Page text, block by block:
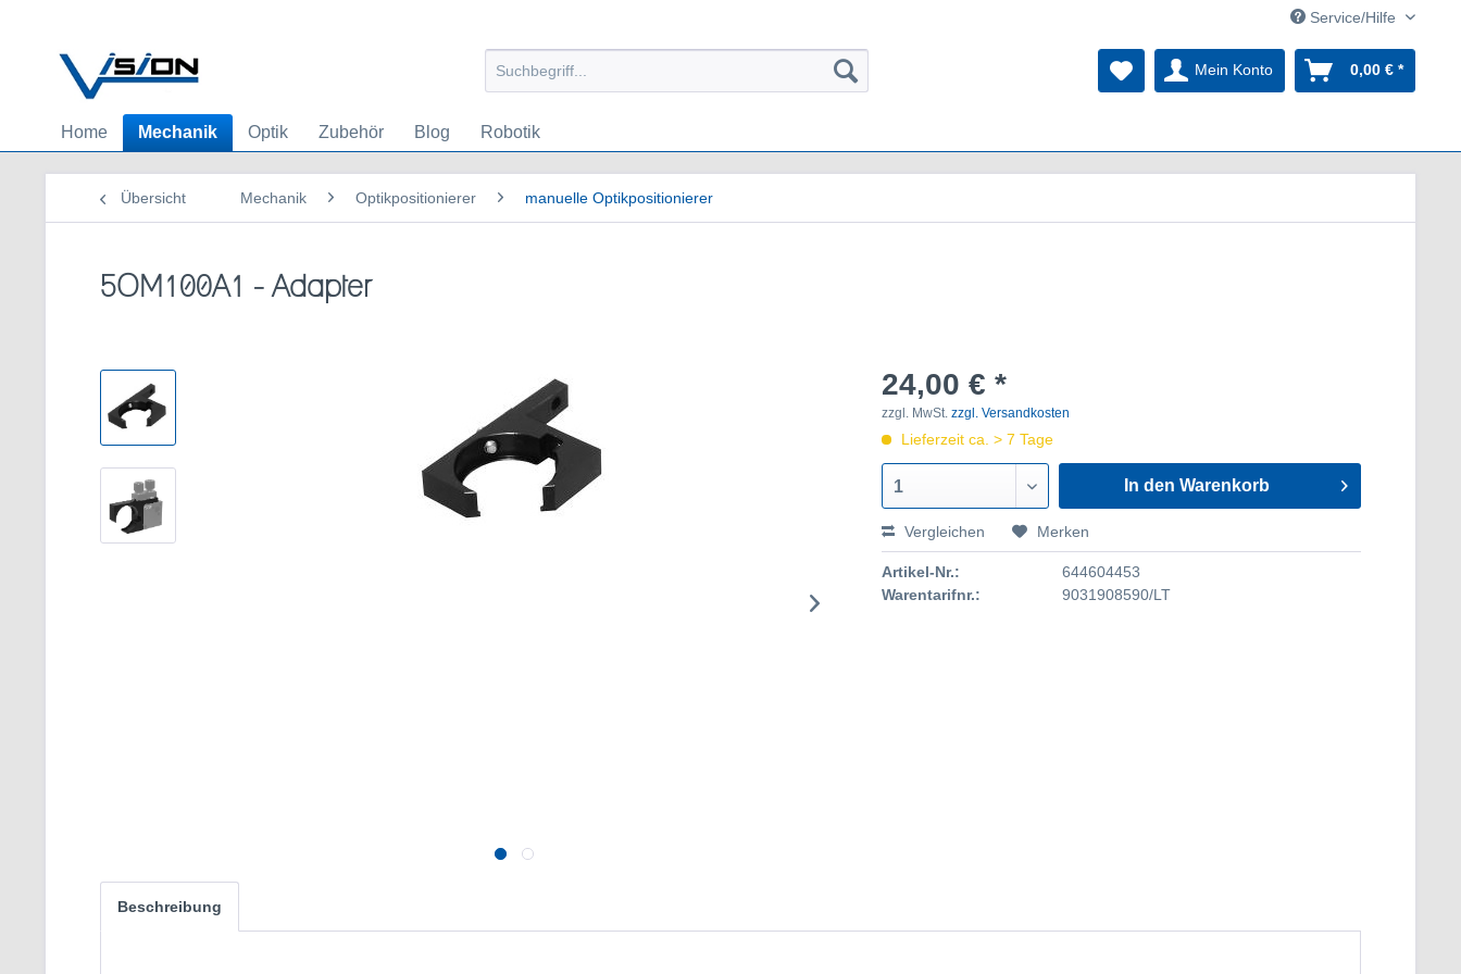
Service/Hilfe
Mein Konto 0,00 € *
Home Mechanik Optik Zubehör Blog Robotik
Übersicht Mechanik Optikpositionierer manuelle Optikpositionierer
5OM100A1 - Adapter
24,00 € *
zzgl. MwSt.zzgl. Versandkosten
Lieferzeit ca. > 7 Tage
1 In den Warenkorb
Vergleichen Merken
Artikel-Nr.:
644604453
Warentarifnr.:
9031908590/LT
Beschreibung